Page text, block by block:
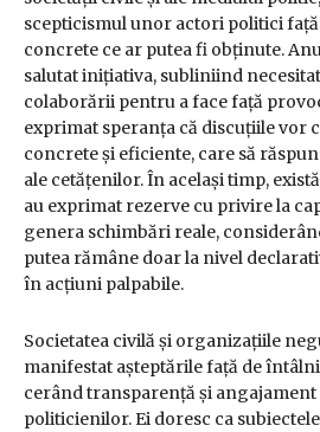
scepticismul unor actori politici
concrete ce ar putea fi obținute.
salutat inițiativa, subliniind
colaborării pentru a face față
exprimat speranța că discuțiile vor
concrete și eficiente, care să
ale cetățenilor. În același timp,
au exprimat rezerve cu privire la
genera schimbări reale,
putea rămâne doar la nivel
în acțiuni palpabile.
Societatea civilă și organizațiile
manifestat așteptările față de
cerând transparență și
politicienilor. Ei doresc ca